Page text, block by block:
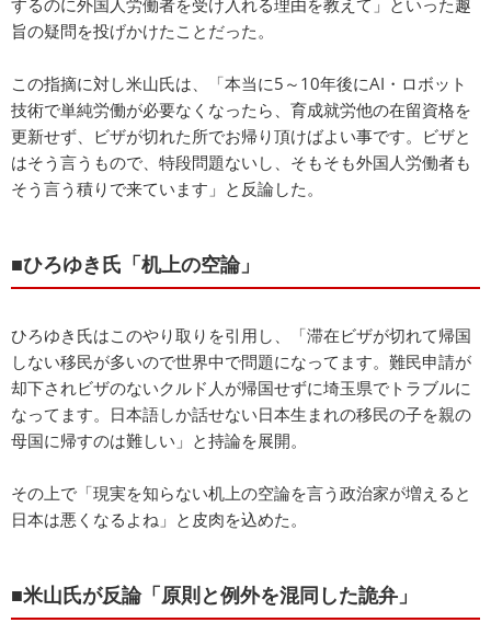
するのに外国人労働者を受け入れる理由を教えて」といった趣
旨の疑問を投げかけたことだった。
この指摘に対し米山氏は、「本当に5～10年後にAI・ロボット
技術で単純労働が必要なくなったら、育成就労他の在留資格を
更新せず、ビザが切れた所でお帰り頂けばよい事です。ビザと
はそう言うもので、特段問題ないし、そもそも外国人労働者も
そう言う積りで来ています」と反論した。
■ひろゆき氏「机上の空論」
ひろゆき氏はこのやり取りを引用し、「滞在ビザが切れて帰国
しない移民が多いので世界中で問題になってます。難民申請が
却下されビザのないクルド人が帰国せずに埼玉県でトラブルに
なってます。日本語しか話せない日本生まれの移民の子を親の
母国に帰すのは難しい」と持論を展開。
その上で「現実を知らない机上の空論を言う政治家が増えると
日本は悪くなるよね」と皮肉を込めた。
■米山氏が反論「原則と例外を混同した詭弁」